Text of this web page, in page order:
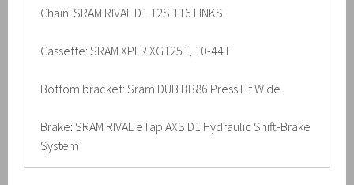
Chain: SRAM RIVAL D1 12S 116 LINKS
Cassette: SRAM XPLR XG1251, 10-44T
Bottom bracket: Sram DUB BB86 Press Fit Wide
Brake: SRAM RIVAL eTap AXS D1 Hydraulic Shift-Brake
System